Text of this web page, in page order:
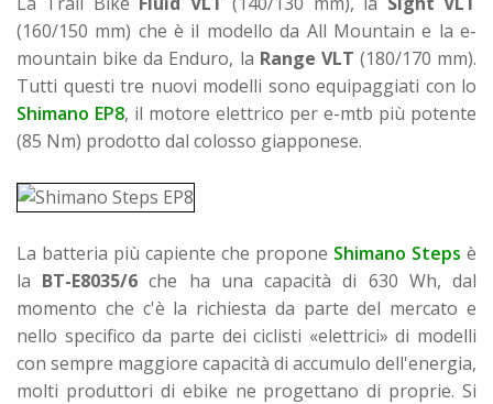
(160/150 mm) che è il modello da All Mountain e la e-
mountain bike da Enduro, la Range VLT (180/170 mm).
Tutti questi tre nuovi modelli sono equipaggiati con lo
Shimano EP8, il motore elettrico per e-mtb più potente
(85 Nm) prodotto dal colosso giapponese.
La batteria più capiente che propone Shimano Steps è
la BT-E8035/6 che ha una capacità di 630 Wh, dal
momento che c'è la richiesta da parte del mercato e
nello specifico da parte dei ciclisti «elettrici» di modelli
con sempre maggiore capacità di accumulo dell'energia,
molti produttori di ebike ne progettano di proprie. Si